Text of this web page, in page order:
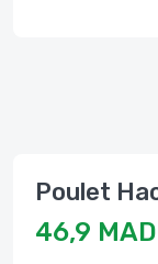
Poulet
46,9 MAD